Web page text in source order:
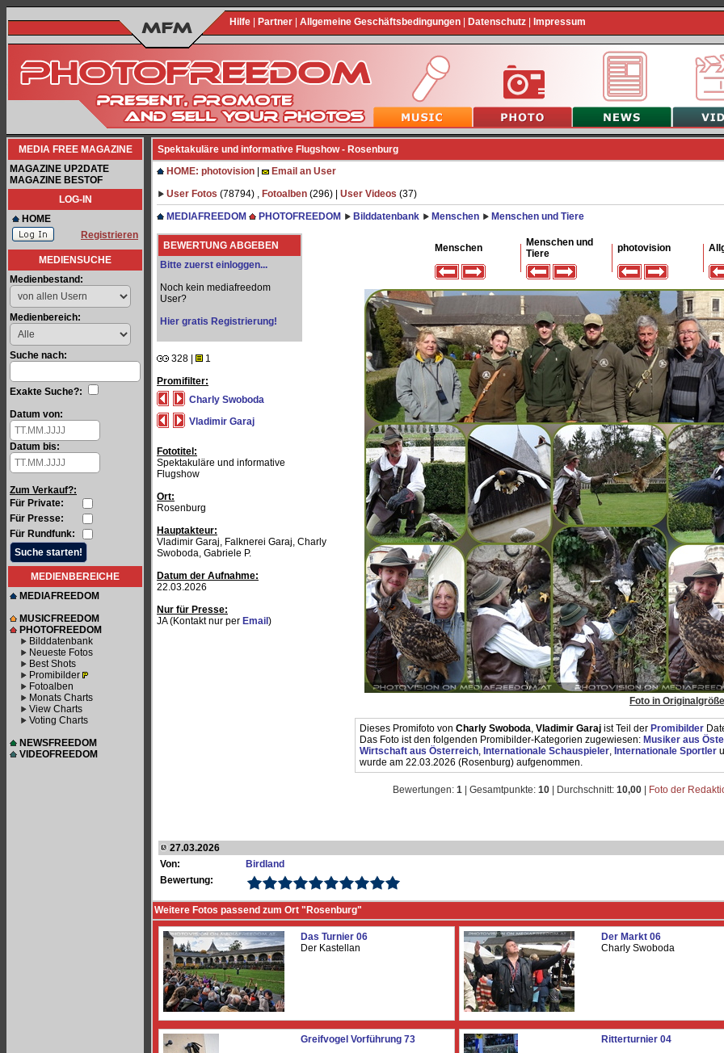
Hilfe Partner Allgemeine Geschäftsbedingungen Datenschutz Impressum
MEDIA FREE MAGAZINE
MAGAZINE UP2DATE
MAGAZINE BESTOF
LOG-IN
HOME
Registrieren
MEDIENSUCHE
Medienbestand:
Medienbereich:
Suche nach:
Exakte Suche?:
Datum von:
Datum bis:
Zum Verkauf?:
Für Private:
Für Presse:
Für Rundfunk:
MEDIENBEREICHE
MEDIAFREEDOM
MUSICFREEDOM
PHOTOFREEDOM
Bilddatenbank
Neueste Fotos
Best Shots
Promibilder
Fotoalben
Monats Charts
View Charts
Voting Charts
NEWSFREEDOM
VIDEOFREEDOM
Spektakuläre und informative Flugshow - Rosenburg
HOME: photovision
Email an User
User Fotos (78794) , Fotoalben (296) | User Videos (37)
MEDIAFREEDOM
PHOTOFREEDOM Bilddatenbank Menschen Menschen und Tiere
BEWERTUNG ABGEBEN
Bitte zuerst einloggen...
Noch kein mediafreedom
User?
Hier gratis Registrierung!
328 |
1
Promifilter:
Charly Swoboda
Vladimir Garaj
Fototitel:
Spektakuläre und informative
Flugshow
Ort:
Rosenburg
Hauptakteur:
Vladimir Garaj, Falknerei Garaj, Charly
Swoboda, Gabriele P.
Datum der Aufnahme:
22.03.2026
Nur für Presse:
JA (Kontakt nur per Email )
Menschen
Menschen und
Tiere
photovision
Foto in
Dieses Promifoto von Charly Swoboda, Vladimir Garaj ist Teil der Promibilder
Das Foto ist den folgenden Promibilder-Kategorien zugewiesen: Musiker aus
Wirtschaft aus Österreich, Internationale Schauspieler, Internationale Sportler
wurde am 22.03.2026 (Rosenburg) aufgenommen.
Bewertungen: 1 | Gesamtpunkte: 10 | Durchschnitt: 10,00 Foto der
27.03.2026
Von:
Birdland
Bewertung:
Weitere Fotos passend zum Ort "Rosenburg"
Das Turnier 06
Der Kastellan
Der Markt 06
Charly Swoboda
Greifvogel Vorführung 73 Ritterturnier 04